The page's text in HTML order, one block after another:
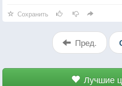
Я стихи подарю вам возьмите,
Мне не надо взамен награды
Вы друзей своих просто
И друг другу вы будьте рАды
Всем сегодня скажу я "
Распахнув свою Душу
Сохранить
Пред.
Лучшие